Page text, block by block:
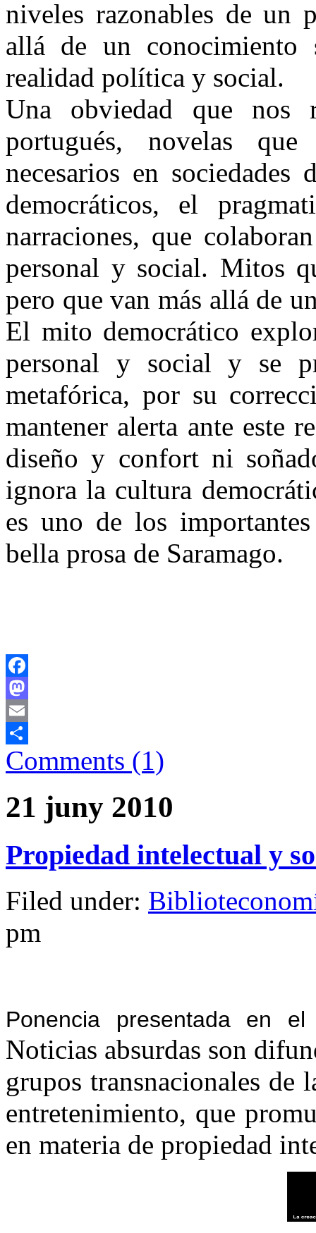
niveles razonables de un
allá de un
realidad política y social.
Una obviedad que nos
portugués, novelas
necesarios en
democráticos, el
narraciones, que
personal y social. Mitos
pero que van más allá de
El mito democrático
personal y social y se
metafórica, por su
mantener alerta ante este
diseño y confort ni
ignora la cultura
es uno de los
bella prosa de Saramago.
Facebook
Mastodon
Email
Comparteix
Comments (1)
21 juny 2010
Propiedad intelectual y
Filed under:
pm
Ponencia presentada en
Noticias absurdas son
grupos transnacionales
entretenimiento, que
en materia de propiedad